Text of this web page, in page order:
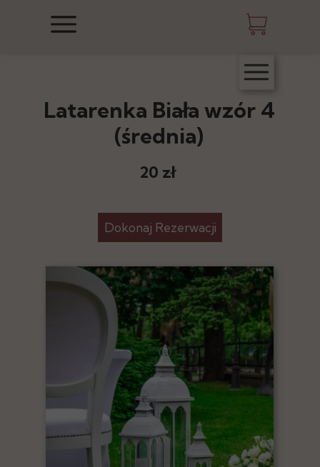
20 zł
Latarenka Biała wzór 4
(średnia)
Dokonaj Rezerwacji